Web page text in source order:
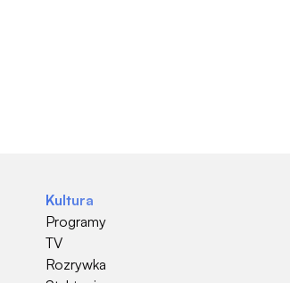
Kultura
Programy
TV
Rozrywka